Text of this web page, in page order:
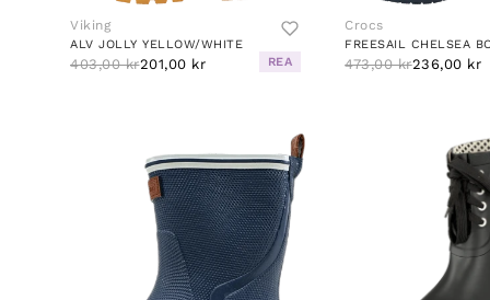
Viking
ALV JOLLY YELLOW/WHITE
403,00 kr201,00 kr REA
Crocs
473,00 kr236,00 kr